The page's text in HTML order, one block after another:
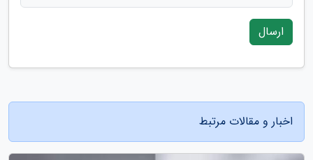
ارسال
اخبار و مقالات مرتبط